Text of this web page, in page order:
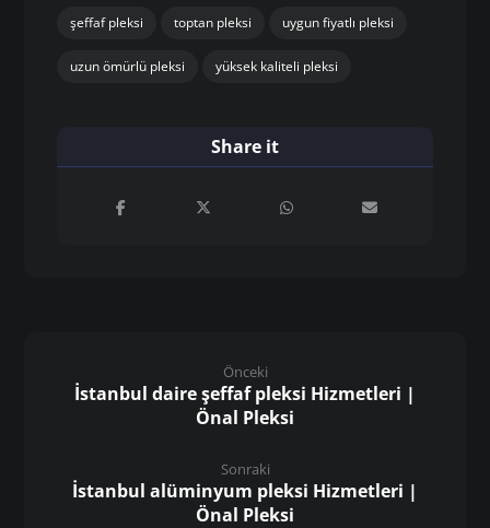
şeffaf pleksi toptan pleksi uygun fiyatlı pleksi
uzun ömürlü pleksi yüksek kaliteli pleksi
Önceki
İstanbul daire şeffaf pleksi Hizmetleri |
Önal Pleksi
Sonraki
İstanbul alüminyum pleksi Hizmetleri |
Önal Pleksi